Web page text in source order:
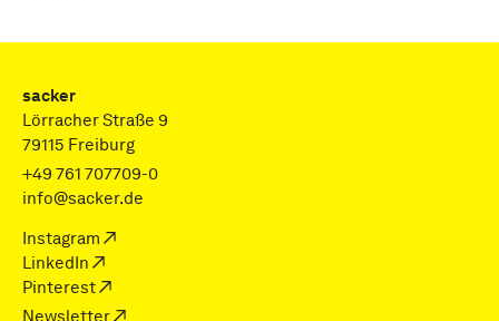
sacker
Lörracher Straße 9
79115 Freiburg
+49 761 707709-0
info@sacker.de
Instagram
LinkedIn
Pinterest
Newsletter